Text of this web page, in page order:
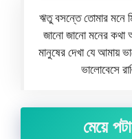
ঋতু বসন্তে তোমার মনে
জানো জানো মনের কথা
মানুষের দেখা যে আমায়
ভালোবেসে
মেয়ে